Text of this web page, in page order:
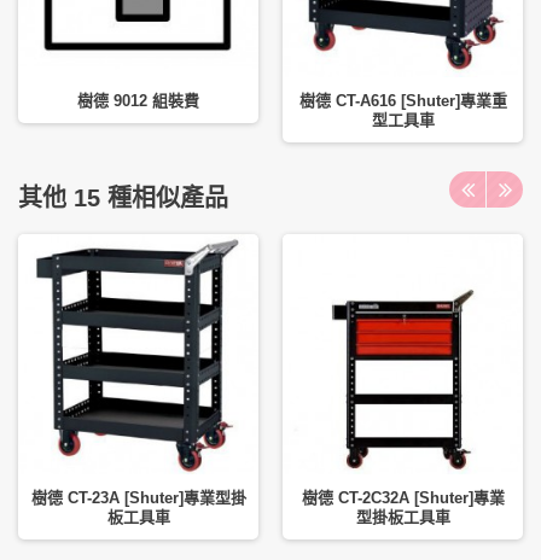
樹德 9012 組裝費
樹德 CT-A616 [Shuter]專業重
型工具車
其他 15 種相似產品
樹德 CT-23A [Shuter]專業型掛
板工具車
樹德 CT-2C32A [Shuter]專業
型掛板工具車